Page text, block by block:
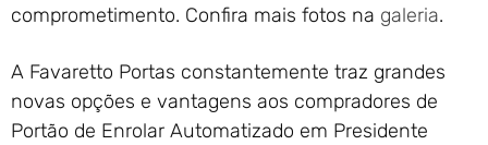
comprometimento. Confira mais fotos na galeria.
A Favaretto Portas constantemente traz grandes
novas opções e vantagens aos compradores de
Portão de Enrolar Automatizado em Presidente